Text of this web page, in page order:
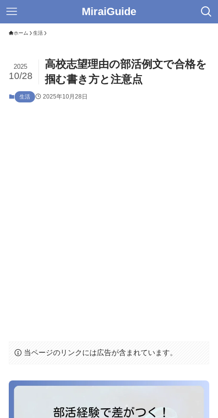
MiraiGuide
ホーム 生活
高校志望理由の部活例文で合格を
掴む書き方と注意点
2025
10/28
生活 2025年10月28日
当ページのリンクには広告が含まれています。